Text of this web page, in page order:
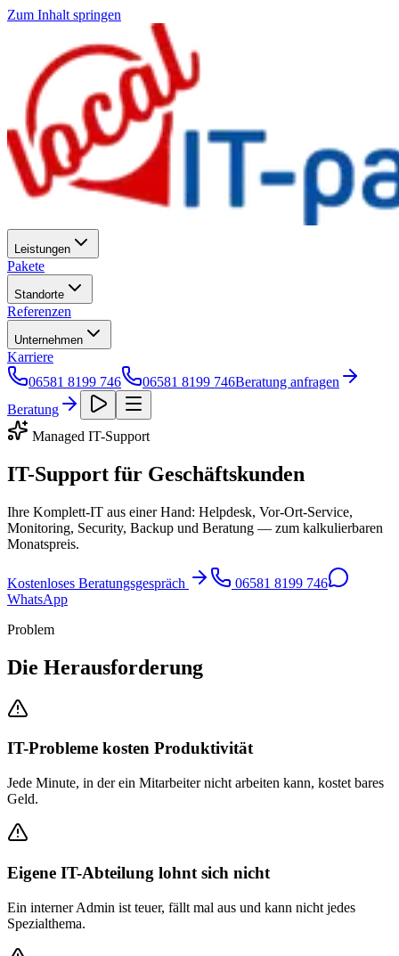
Zum Inhalt springen
Leistungen
Pakete
Standorte
Referenzen
Unternehmen
Karriere
06581 8199 746
06581 8199 746Beratung anfragen
Beratung
Managed IT-Support
IT-Support für Geschäftskunden
Ihre Komplett-IT aus einer Hand: Helpdesk, Vor-Ort-Service,
Monitoring, Security, Backup und Beratung — zum kalkulierbaren
Monatspreis.
Kostenloses Beratungsgespräch
06581 8199 746
WhatsApp
Problem
Die Herausforderung
IT-Probleme kosten Produktivität
Jede Minute, in der ein Mitarbeiter nicht arbeiten kann, kostet bares
Geld.
Eigene IT-Abteilung lohnt sich nicht
Ein interner Admin ist teuer, fällt mal aus und kann nicht jedes
Spezialthema.